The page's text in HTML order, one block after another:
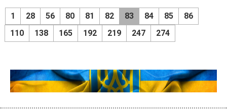
1 28 56 80 81 82 83 84 85
86
110
138 165 192 219 247 274